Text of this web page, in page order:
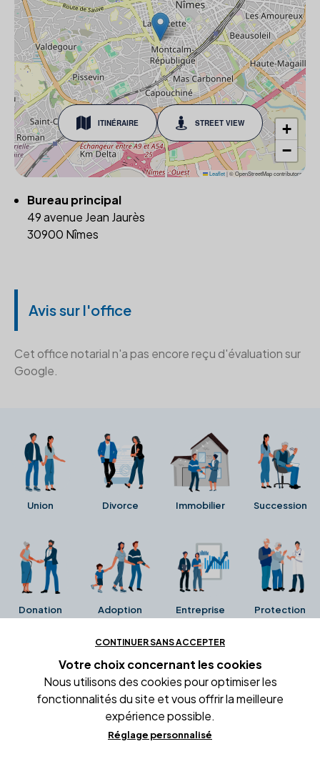
ITINÉRAIRE STREET VIEW
+
−
Leaflet|© OpenStreetMap contributors
Bureau principal
49 avenue Jean Jaurès
30900 Nîmes
Avis sur l'office
Cet office notarial n'a pas encore reçu d'évaluation sur
Google.
Union Divorce Immobilier Succession
Donation Adoption Entreprise Protection
Ces avis proviennent directement de la fiche Google
Business de l'office notarial. Ils n'ont ni été collectés ni
été vérifiés par Alexia.fr.
Conditions générales d'utilisation
CONTINUER SANS ACCEPTER
Votre choix concernant les cookies
Nous utilisons des cookies pour optimiser les
fonctionnalités du site et vous offrir la meilleure
expérience possible.
Réglage personnalisé